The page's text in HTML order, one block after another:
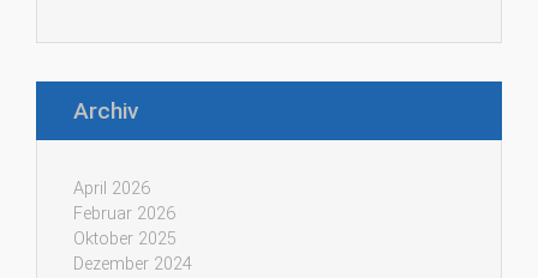
Archiv
April 2026
Februar 2026
Oktober 2025
Dezember 2024